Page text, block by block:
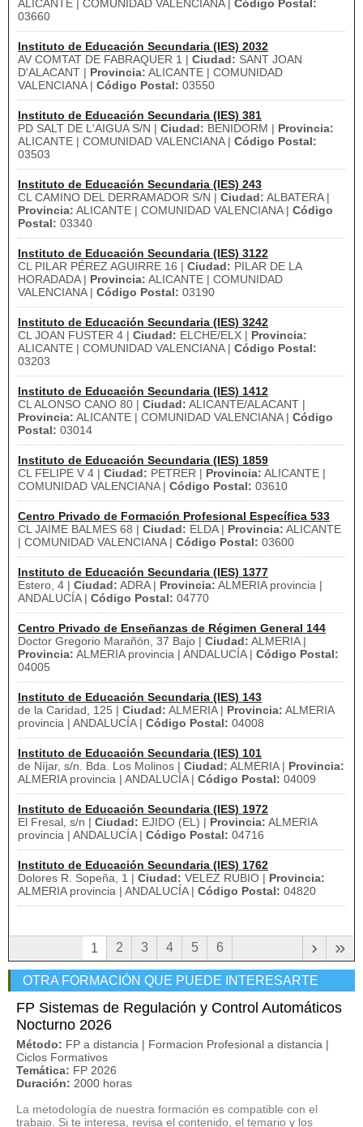
ALICANTE | COMUNIDAD VALENCIANA | Código Postal:
03660
Instituto de Educación Secundaria (IES) 2032
AV COMTAT DE FABRAQUER 1 | Ciudad: SANT JOAN
D'ALACANT | Provincia: ALICANTE | COMUNIDAD
VALENCIANA | Código Postal: 03550
Instituto de Educación Secundaria (IES) 381
PD SALT DE L'AIGUA S/N | Ciudad: BENIDORM | Provincia:
ALICANTE | COMUNIDAD VALENCIANA | Código Postal:
03503
Instituto de Educación Secundaria (IES) 243
CL CAMINO DEL DERRAMADOR S/N | Ciudad: ALBATERA |
Provincia: ALICANTE | COMUNIDAD VALENCIANA | Código
Postal: 03340
Instituto de Educación Secundaria (IES) 3122
CL PILAR PÉREZ AGUIRRE 16 | Ciudad: PILAR DE LA
HORADADA | Provincia: ALICANTE | COMUNIDAD
VALENCIANA | Código Postal: 03190
Instituto de Educación Secundaria (IES) 3242
CL JOAN FUSTER 4 | Ciudad: ELCHE/ELX | Provincia:
ALICANTE | COMUNIDAD VALENCIANA | Código Postal:
03203
Instituto de Educación Secundaria (IES) 1412
CL ALONSO CANO 80 | Ciudad: ALICANTE/ALACANT |
Provincia: ALICANTE | COMUNIDAD VALENCIANA | Código
Postal: 03014
Instituto de Educación Secundaria (IES) 1859
CL FELIPE V 4 | Ciudad: PETRER | Provincia: ALICANTE |
COMUNIDAD VALENCIANA | Código Postal: 03610
Centro Privado de Formación Profesional Específica 533
CL JAIME BALMES 68 | Ciudad: ELDA | Provincia: ALICANTE
| COMUNIDAD VALENCIANA | Código Postal: 03600
Instituto de Educación Secundaria (IES) 1377
Estero, 4 | Ciudad: ADRA | Provincia: ALMERIA provincia |
ANDALUCÍA | Código Postal: 04770
Centro Privado de Enseñanzas de Régimen General 144
Doctor Gregorio Marañón, 37 Bajo | Ciudad: ALMERIA |
Provincia: ALMERIA provincia | ANDALUCÍA | Código Postal:
04005
Instituto de Educación Secundaria (IES) 143
de la Caridad, 125 | Ciudad: ALMERIA | Provincia: ALMERIA
provincia | ANDALUCÍA | Código Postal: 04008
Instituto de Educación Secundaria (IES) 101
de Níjar, s/n. Bda. Los Molinos | Ciudad: ALMERIA | Provincia:
ALMERIA provincia | ANDALUCÍA | Código Postal: 04009
Instituto de Educación Secundaria (IES) 1972
El Fresal, s/n | Ciudad: EJIDO (EL) | Provincia: ALMERIA
provincia | ANDALUCÍA | Código Postal: 04716
Instituto de Educación Secundaria (IES) 1762
Dolores R. Sopeña, 1 | Ciudad: VELEZ RUBIO | Provincia:
ALMERIA provincia | ANDALUCÍA | Código Postal: 04820
1 2 3 4 5 6 »
›
OTRA FORMACIÓN QUE PUEDE INTERESARTE
FP Sistemas de Regulación y Control Automáticos
Nocturno 2026
Método: FP a distancia | Formacion Profesional a distancia |
Ciclos Formativos
Temática: FP 2026
Duración: 2000 horas
La metodología de nuestra formación es compatible con el
trabajo. Si te interesa, revisa el contenido, el temario y los